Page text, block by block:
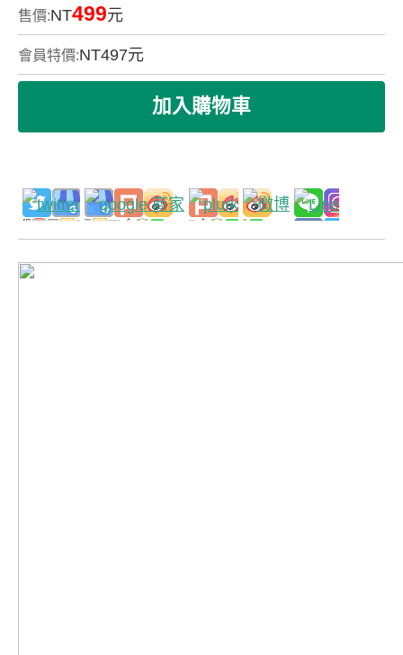
售價:NT499元
會員特價:NT497元